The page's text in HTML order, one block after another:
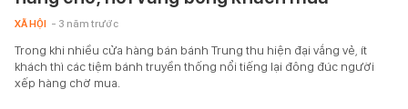
XÃ HỘI - 3 năm trước
Trong khi nhiều cửa hàng bán bánh Trung thu hiện đại vắng vẻ, ít
khách thì các tiệm bánh truyền thống nổi tiếng lại đông đúc người
xếp hàng chờ mua.